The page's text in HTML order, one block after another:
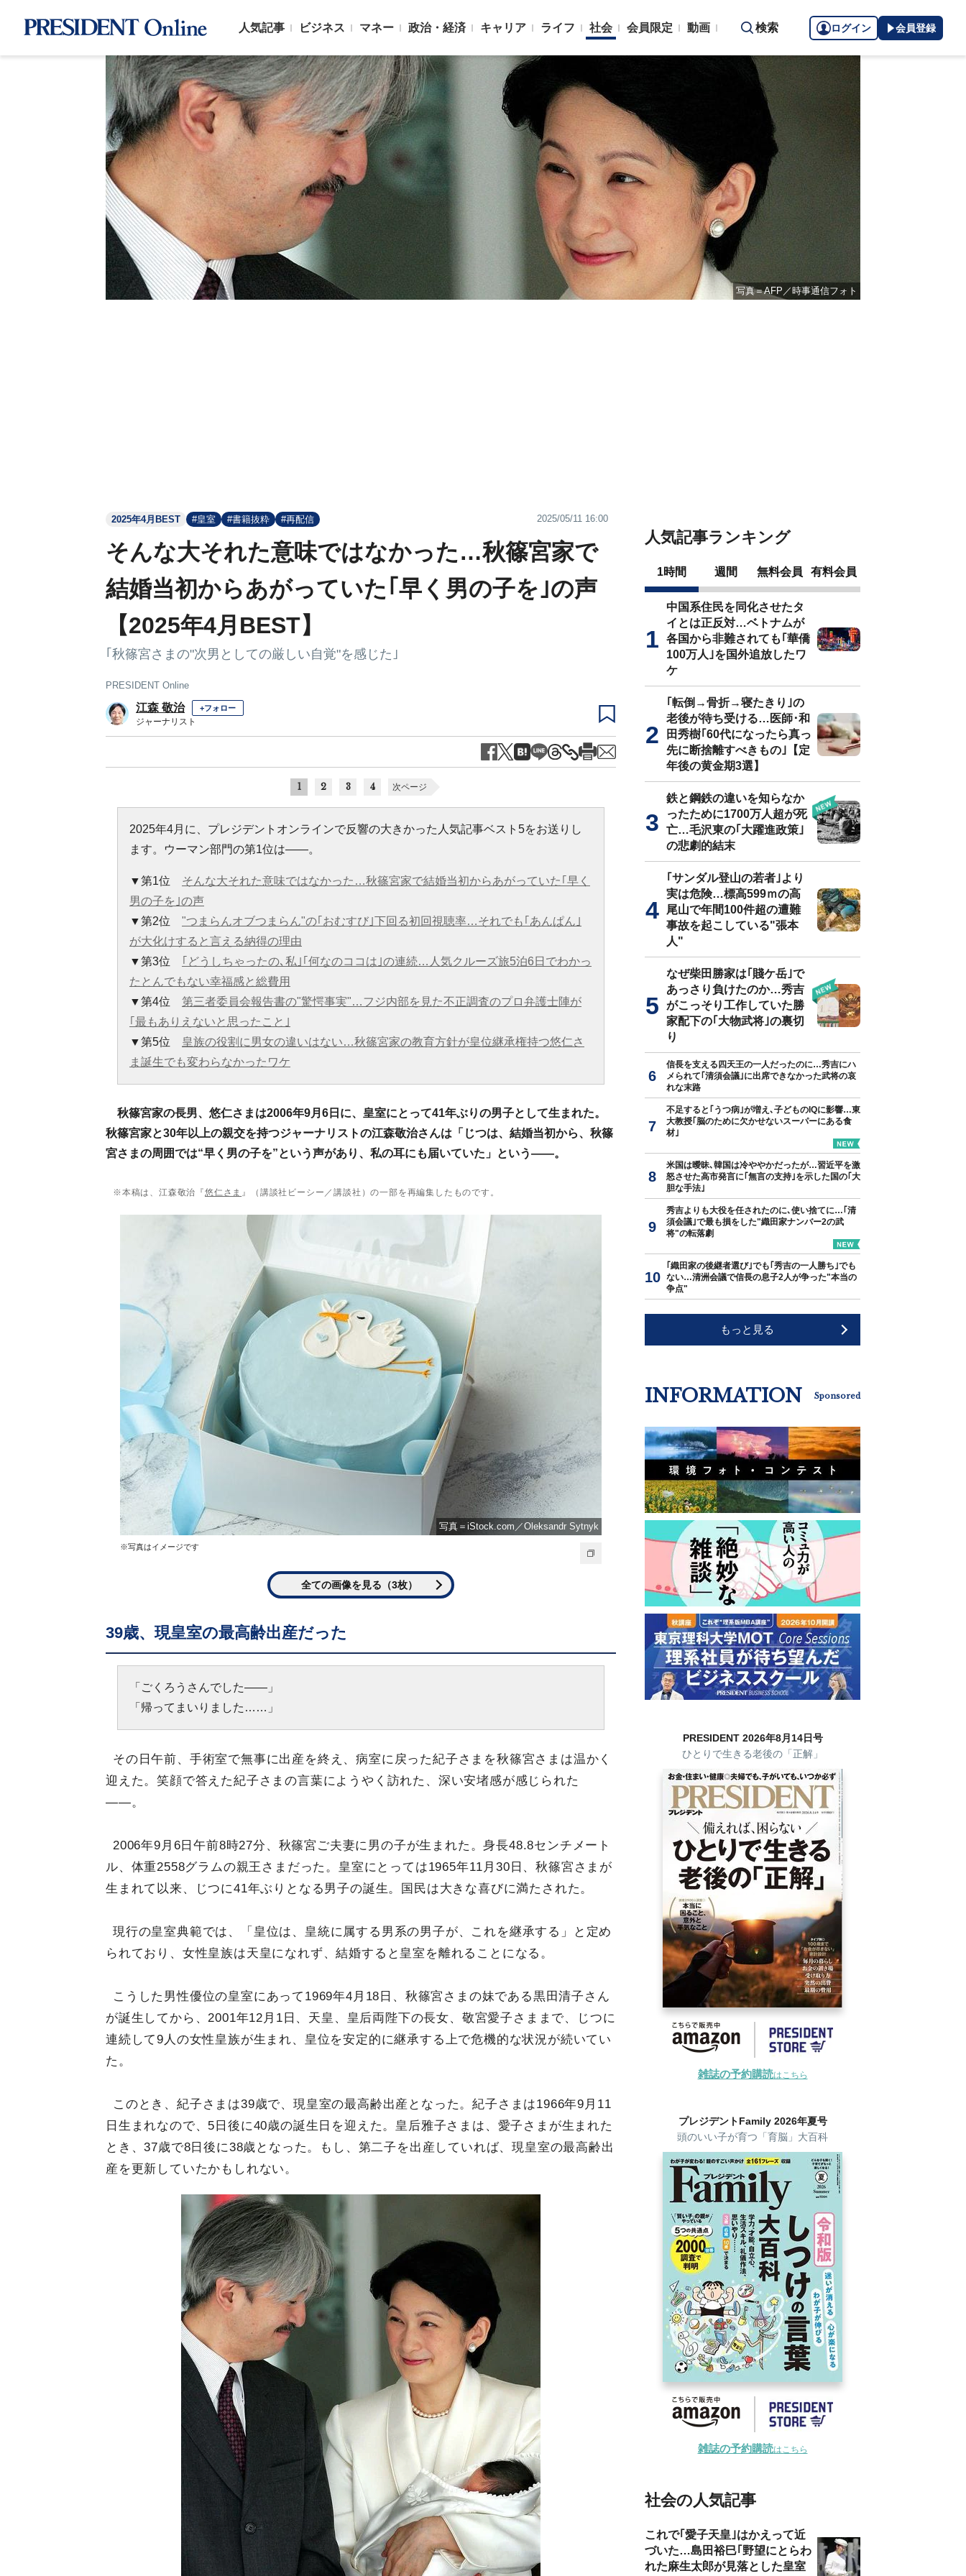
人気記事 ビジネス マネー 政治・経済 キャリア ライフ 社会 会員限定 動画 検索 ログイン 会員登録
写真＝AFP／時事通信フォト
2025年4月BEST #皇室 #書籍抜粋 #再配信 2025/05/11 16:00
そんな大それた意味ではなかった…秋篠宮家で
結婚当初からあがっていた｢早く男の子を｣の声
【2025年4月BEST】
｢秋篠宮さまの"次男としての厳しい自覚"を感じた｣
PRESIDENT Online
江森 敬治 +フォロー
ジャーナリスト
1 2 3 4 次ページ
2025年4月に、プレジデントオンラインで反響の大きかった人気記事ベスト5をお送りし
ます。ウーマン部門の第1位は――。
▼第1位 そんな大それた意味ではなかった…秋篠宮家で結婚当初からあがっていた｢早く
男の子を｣の声
▼第2位 "つまらんオブつまらん"の｢おむすび｣下回る初回視聴率…それでも｢あんぱん｣
が大化けすると言える納得の理由
▼第3位
｢どうしちゃったの､私｣｢何なのココは｣の連続…人気クルーズ旅5泊6日でわかっ
たとんでもない幸福感と総費用
▼第4位 第三者委員会報告書の"驚愕事実"…フジ内部を見た不正調査のプロ弁護士陣が
｢最もありえないと思ったこと｣
▼第5位 皇族の役割に男女の違いはない…秋篠宮家の教育方針が皇位継承権持つ悠仁さ
ま誕生でも変わらなかったワケ
秋篠宮家の長男、悠仁さまは2006年9月6日に、皇室にとって41年ぶりの男子として生まれた。
秋篠宮家と30年以上の親交を持つジャーナリストの江森敬治さんは「じつは、結婚当初から、秋篠
宮さまの周囲では“早く男の子を”という声があり、私の耳にも届いていた」という――。
※本稿は、江森敬治『悠仁さま 』（講談社ビーシー／講談社）の一部を再編集したものです。
写真＝iStock.com／Oleksandr Sytnyk
※写真はイメージです
全ての画像を見る（3枚）
39歳、現皇室の最高齢出産だった
「ごくろうさんでした――」
「帰ってまいりました……」
その日午前、手術室で無事に出産を終え、病室に戻った紀子さまを秋篠宮さまは温かく
迎えた。笑顔で答えた紀子さまの言葉にようやく訪れた、深い安堵感が感じられた
――。
2006年9月6日午前8時27分、秋篠宮ご夫妻に男の子が生まれた。身長48.8センチメート
ル、体重2558グラムの親王さまだった。皇室にとっては1965年11月30日、秋篠宮さまが
生まれて以来、じつに41年ぶりとなる男子の誕生。国民は大きな喜びに満たされた。
現行の皇室典範では、「皇位は、皇統に属する男系の男子が、これを継承する」と定め
られており、女性皇族は天皇になれず、結婚すると皇室を離れることになる。
こうした男性優位の皇室にあって1969年4月18日、秋篠宮さまの妹である黒田清子さん
が誕生してから、2001年12月1日、天皇、皇后両陛下の長女、敬宮愛子さままで、じつに
連続して9人の女性皇族が生まれ、皇位を安定的に継承する上で危機的な状況が続いてい
た。
このとき、紀子さまは39歳で、現皇室の最高齢出産となった。紀子さまは1966年9月11
日生まれなので、5日後に40歳の誕生日を迎えた。皇后雅子さまは、愛子さまが生まれた
とき、37歳で8日後に38歳となった。もし、第二子を出産していれば、現皇室の最高齢出
産を更新していたかもしれない。
人気記事ランキング
1時間 週間 無料会員 有料会員
中国系住民を同化させたタ
イとは正反対…ベトナムが
各国から非難されても｢華僑
100万人｣を国外追放したワ
ケ
｢転倒→骨折→寝たきり｣の
老後が待ち受ける…医師･和
田秀樹｢60代になったら真っ
先に断捨離すべきもの｣【定
年後の黄金期3選】
鉄と鋼鉄の違いを知らなか
ったために1700万人超が死
亡…毛沢東の｢大躍進政策｣
の悲劇的結末
｢サンダル登山の若者｣より
実は危険…標高599ｍの高
尾山で年間100件超の遭難
事故を起こしている"張本
人"
なぜ柴田勝家は｢賤ケ岳｣で
あっさり負けたのか…秀吉
がこっそり工作していた勝
家配下の｢大物武将｣の裏切
り
信長を支える四天王の一人だったのに…秀吉にハ
メられて｢清須会議｣に出席できなかった武将の哀
れな末路
不足すると｢うつ病｣が増え､子どものIQに影響…東
大教授｢脳のために欠かせないスーパーにある食
材｣
米国は曖昧､韓国は冷ややかだったが…習近平を激
怒させた高市発言に｢無言の支持｣を示した国の｢大
胆な手法｣
秀吉よりも大役を任されたのに､使い捨てに…｢清
須会議｣で最も損をした"織田家ナンバー2の武
将"の転落劇
｢織田家の後継者選び｣でも｢秀吉の一人勝ち｣でも
ない…清洲会議で信長の息子2人が争った"本当の
争点"
もっと見る
INFORMATION Sponsored
PRESIDENT 2026年8月14日号
ひとりで生きる老後の「正解」
雑誌の予約購読はこちら
プレジデントFamily 2026年夏号
頭のいい子が育つ「育脳」大百科
雑誌の予約購読はこちら
社会の人気記事
これで｢愛子天皇｣はかえって近
づいた…島田裕巳｢野望にとらわ
れた麻生太郎が見落とした皇室